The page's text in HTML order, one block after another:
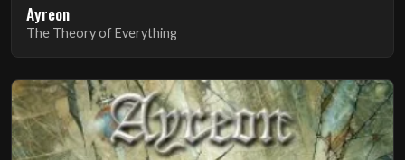
Ayreon
The Theory of Everything